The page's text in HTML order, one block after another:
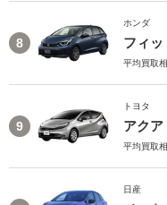
8
ホンダ
フィッ
平均買取相
9
トヨタ
アクア
平均買取相
日産